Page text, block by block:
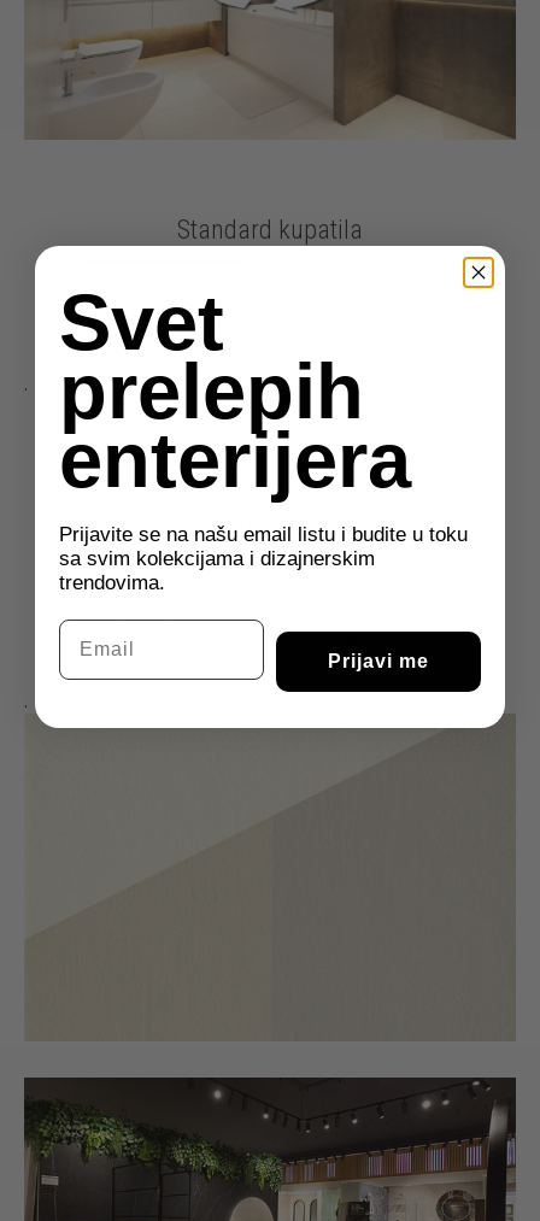
Standard kupatila
Doživite Standard kupatila na relan način kroz 3D
virtuelnu turu! Klikom na sliku ili
.
Eurodom za arhitekte
Mape keramičkih pločica i mozaika kojima Eurodom
želi da olakša arhitektama i dizajnerima izradu
.
Svet
prelepih
enterijera
Prijavite se na našu email listu i budite u toku
sa svim kolekcijama i dizajnerskim
trendovima.
Email
Prijavi me